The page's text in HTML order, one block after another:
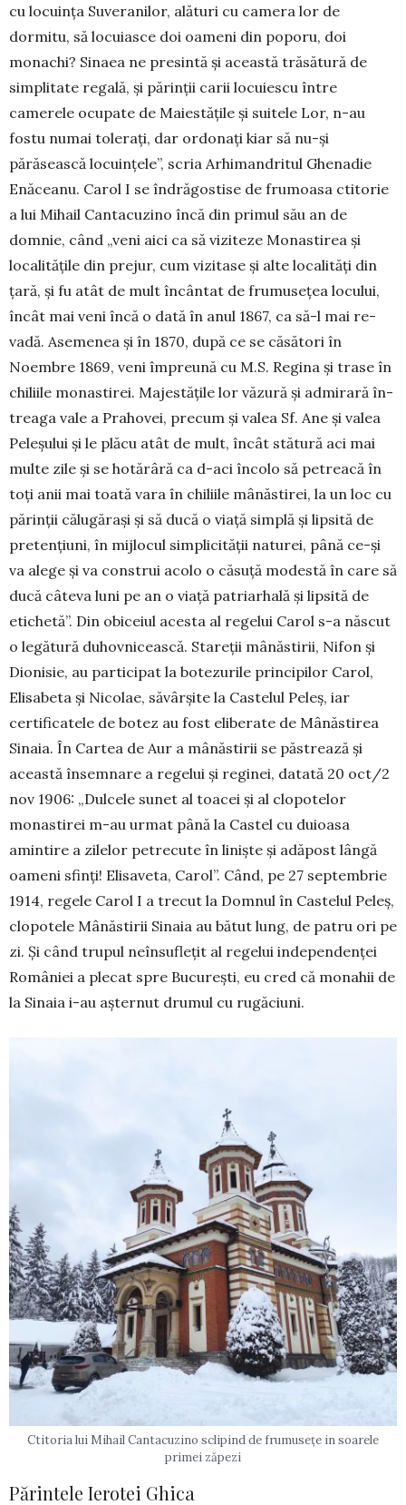
cu locuința Suveranilor, alături cu camera lor de
dormitu, să locuiasce doi oameni din poporu, doi
monachi? Sinaea ne presintă și această trăsă­tură de
simplitate regală, și părinții carii locuiescu între
camerele ocupate de Maiestățile și suitele Lor, n-au
fostu numai tolerați, dar ordonați kiar să nu-și
părăsească locuințele”, scria Arhimandritul Ghe­na­die
Enăceanu. Carol I se îndrăgostise de fru­moasa ctitorie
a lui Mihail Can­tacuzino încă din primul său an de
domnie, când „veni aici ca să viziteze Monastirea și
localitățile din prejur, cum vizitase și alte localități din
țară, și fu atât de mult încântat de frumusețea locului,
încât mai veni încă o dată în anul 1867, ca să-l mai re­
vadă. Asemenea și în 1870, după ce se căsători în
Noembre 1869, veni împreună cu M.S. Regina și trase în
chiliile monastirei. Majestățile lor văzură și admirară în­
trea­ga vale a Prahovei, precum și valea Sf. Ane și valea
Peleșului și le plăcu atât de mult, încât stă­tură aci mai
multe zile și se hotărâră ca d-aci încolo să petreacă în
toți anii mai toată vara în chiliile mânăstirei, la un loc cu
părinții călugărași și să ducă o viață simplă și lipsită de
pretențiuni, în mijlocul simplicității naturei, până ce-și
va alege și va construi acolo o căsuță modestă în care să
ducă câteva luni pe an o viață pa­triarhală și lipsită de
etichetă”. Din obiceiul acesta al regelui Carol s-a născut
o legătură duhovni­cească. Stareții mânăs­tirii, Nifon și
Dionisie, au participat la botezurile principilor Carol,
Elisabeta și Nicolae, săvârșite la Castelul Peleș, iar
certifi­catele de botez au fost eli­berate de Mânăstirea
Sinaia. În Cartea de Aur a mâ­năstirii se păstrează și
această însemnare a regelui și reginei, datată 20 oct/2
nov 1906: „Dulcele sunet al toacei și al clo­potelor
monastirei m-au urmat până la Castel cu duioasa
amintire a zilelor petre­cute în liniște și adăpost lângă
oameni sfinți! Elisa­veta, Carol”. Când, pe 27 septembrie
1914, regele Carol I a trecut la Domnul în Castelul Peleș,
clopo­tele Mânăstirii Sinaia au bătut lung, de patru ori pe
zi. Și când tru­pul neînsuflețit al regelui indepen­den­ței
României a plecat spre București, eu cred că mo­nahii de
la Sinaia i-au așternut drumul cu rugă­ciuni.
Ctitoria lui Mihail Cantacuzino sclipind de frumusețe in soarele
primei zăpezi
Părintele Ierotei Ghica